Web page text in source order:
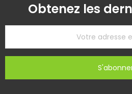
Obtenez les